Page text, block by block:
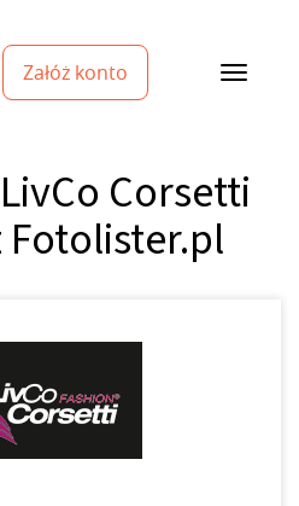
Załóż konto
Corsetti
Fotolister.pl